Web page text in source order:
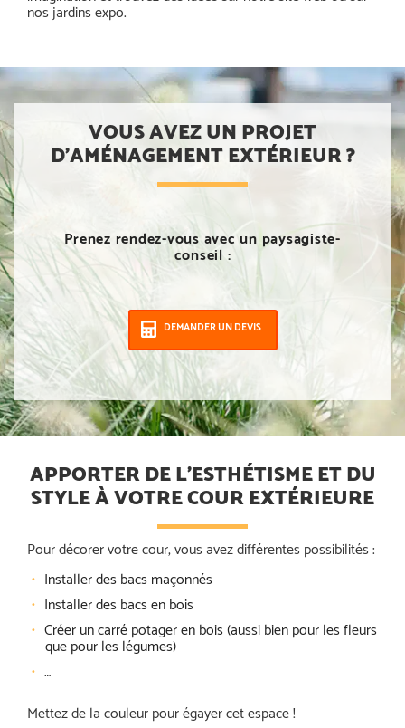
nos jardins expo.
VOUS AVEZ UN PROJET
D’AMÉNAGEMENT EXTÉRIEUR ?
Prenez rendez-vous avec un paysagiste-
conseil :
DEMANDER UN DEVIS
APPORTER DE L’ESTHÉTISME ET DU
STYLE À VOTRE COUR EXTÉRIEURE
Pour décorer votre cour, vous avez différentes possibilités :
Installer des bacs maçonnés
Installer des bacs en bois
Créer un carré potager en bois (aussi bien pour les fleurs
que pour les légumes)
…
Mettez de la couleur pour égayer cet espace !